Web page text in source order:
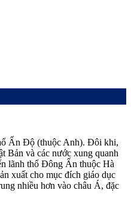
Ấn Độ (thuộc Anh). Đôi khi,
Bản và các nước xung quanh
lãnh thổ Đông Ấn thuộc Hà
xuất cho mục đích giáo dục
nhiều hơn vào châu Á, đặc